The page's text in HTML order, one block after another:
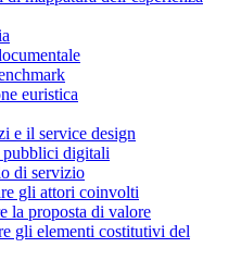
euristica
e il service design
pubblici digitali
di servizio
gli attori coinvolti
la proposta di valore
gli elementi costitutivi del